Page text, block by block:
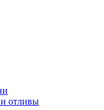
отливы